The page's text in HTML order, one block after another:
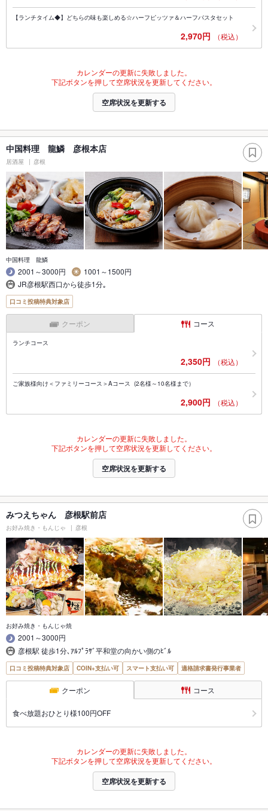
【ランチタイム◆】どちらの味も楽しめる☆ハーフピッツァ＆ハーフパスタセット
2,970円 （税込）
カレンダーの更新に失敗しました。
下記ボタンを押して空席状況を更新してください。
空席状況を更新する
中国料理 龍鱗 彦根本店
居酒屋 彦根
中国料理 龍鱗
2001～3000円
1001～1500円
JR彦根駅西口から徒歩1分｡
口コミ投稿特典対象店
クーポン コース
ランチコース
2,350円 （税込）
ご家族様向け＜ファミリーコース＞Aコース (2名様～10名様まで）
2,900円 （税込）
カレンダーの更新に失敗しました。
下記ボタンを押して空席状況を更新してください。
空席状況を更新する
みつえちゃん 彦根駅前店
お好み焼き・もんじゃ 彦根
お好み焼き・もんじゃ焼
2001～3000円
彦根駅 徒歩1分､ｱﾙﾌﾟﾗｻﾞ平和堂の向かい側のﾋﾞﾙ
口コミ投稿特典対象店 COIN+支払い可 スマート支払い可 適格請求書発行事業者
クーポン コース
食べ放題おひとり様100円OFF
カレンダーの更新に失敗しました。
下記ボタンを押して空席状況を更新してください。
空席状況を更新する